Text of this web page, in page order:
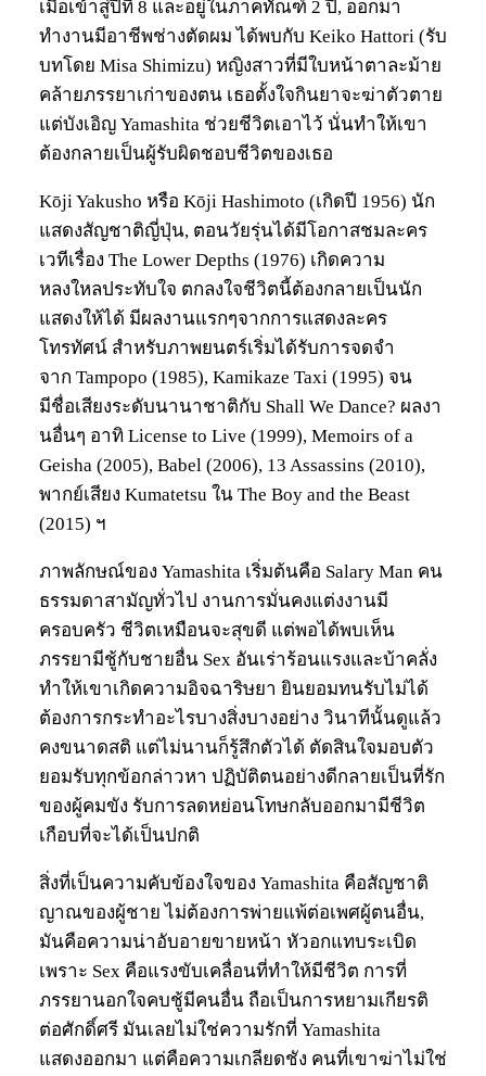
เมื่อเข้าสู่ปีที่ 8 และอยู่ในภาคทัณฑ์ 2 ปี, ออกมา
ทำงานมีอาชีพช่างตัดผม ได้พบกับ Keiko Hattori (รับ
บทโดย Misa Shimizu) หญิงสาวที่มีใบหน้าตาละม้าย
คล้ายภรรยาเก่าของตน เธอตั้งใจกินยาจะฆ่าตัวตาย
แต่บังเอิญ Yamashita ช่วยชีวิตเอาไว้ นั่นทำให้เขา
ต้องกลายเป็นผู้รับผิดชอบชีวิตของเธอ
Kōji Yakusho หรือ Kōji Hashimoto (เกิดปี 1956) นัก
แสดงสัญชาติญี่ปุ่น, ตอนวัยรุ่นได้มีโอกาสชมละคร
เวทีเรื่อง The Lower Depths (1976) เกิดความ
หลงใหลประทับใจ ตกลงใจชีวิตนี้ต้องกลายเป็นนัก
แสดงให้ได้ มีผลงานแรกๆจากการแสดงละคร
โทรทัศน์ สำหรับภาพยนตร์เริ่มได้รับการจดจำ
จาก Tampopo (1985), Kamikaze Taxi (1995) จน
มีชื่อเสียงระดับนานาชาติกับ Shall We Dance? ผลงา
นอื่นๆ อาทิ License to Live (1999), Memoirs of a
Geisha (2005), Babel (2006), 13 Assassins (2010),
พากย์เสียง Kumatetsu ใน The Boy and the Beast
(2015) ฯ
ภาพลักษณ์ของ Yamashita เริ่มต้นคือ Salary Man คน
ธรรมดาสามัญทั่วไป งานการมั่นคงแต่งงานมี
ครอบครัว ชีวิตเหมือนจะสุขดี แต่พอได้พบเห็น
ภรรยามีชู้กับชายอื่น Sex อันเร่าร้อนแรงและบ้าคลั่ง
ทำให้เขาเกิดความอิจฉาริษยา ยินยอมทนรับไม่ได้
ต้องการกระทำอะไรบางสิ่งบางอย่าง วินาทีนั้นดูแล้ว
คงขนาดสติ แต่ไม่นานก็รู้สึกตัวได้ ตัดสินใจมอบตัว
ยอมรับทุกข้อกล่าวหา ปฏิบัติตนอย่างดีกลายเป็นที่รัก
ของผู้คมขัง รับการลดหย่อนโทษกลับออกมามีชีวิต
เกือบที่จะได้เป็นปกติ
สิ่งที่เป็นความคับข้องใจของ Yamashita คือสัญชาติ
ญาณของผู้ชาย ไม่ต้องการพ่ายแพ้ต่อเพศผู้ตนอื่น,
มันคือความน่าอับอายขายหน้า หัวอกแทบระเบิด
เพราะ Sex คือแรงขับเคลื่อนที่ทำให้มีชีวิต การที่
ภรรยานอกใจคบชู้มีคนอื่น ถือเป็นการหยามเกียรติ
ต่อศักดิ์ศรี มันเลยไม่ใช่ความรักที่ Yamashita
แสดงออกมา แต่คือความเกลียดชัง คนที่เขาฆ่าไม่ใช่